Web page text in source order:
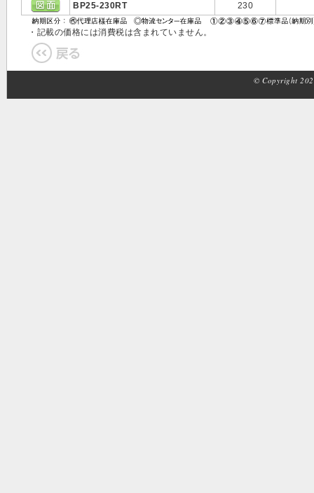
BP25-230RT
230
・記載の価格には消費税は含まれていません。
© Copyright